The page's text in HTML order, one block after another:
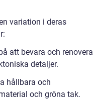
variation i deras
att bevara och renovera
detaljer.
hållbara och
och gröna tak.